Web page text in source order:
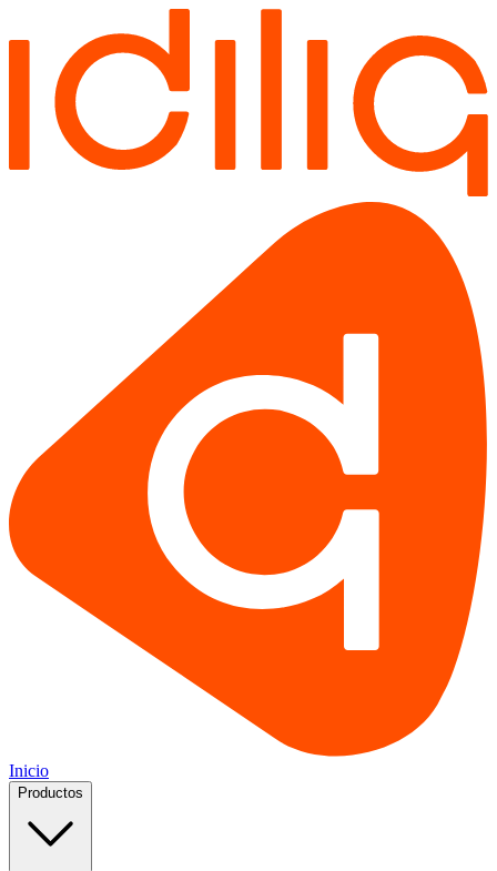
Inicio
Productos